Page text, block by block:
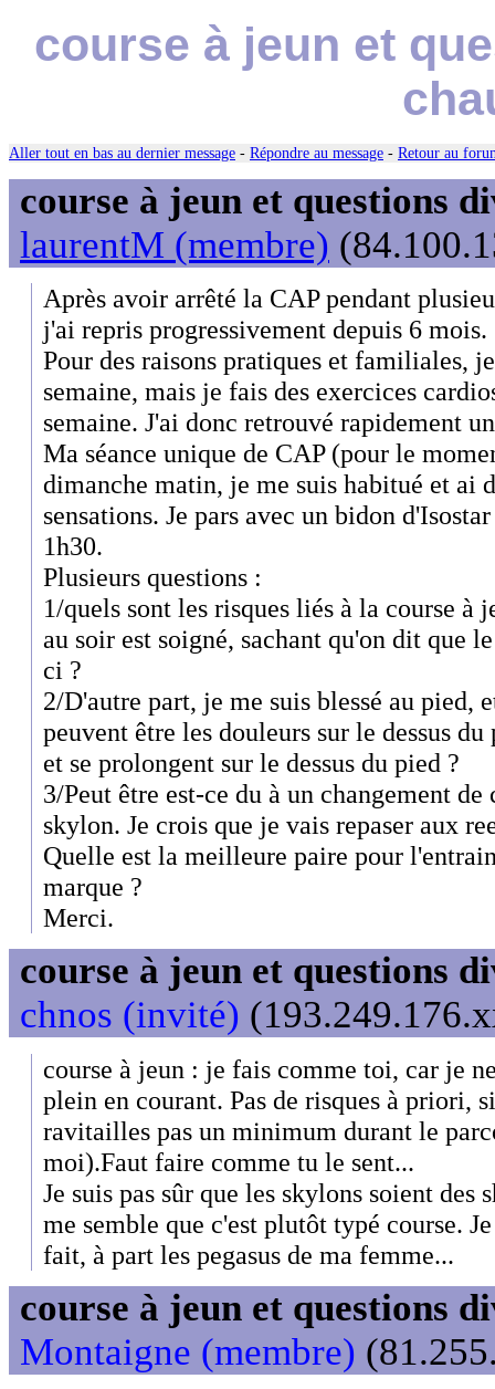
course à jeun et
Aller tout en bas au dernier message - Répondre au message - Retour au
course à jeun et questions
laurentM (membre)
Après avoir arrêté la CAP pendant
j'ai repris progressivement depuis 6 mois.
Pour des raisons pratiques et familiales,
semaine, mais je fais des exercices
semaine. J'ai donc retrouvé rapidement
Ma séance unique de CAP (pour le
dimanche matin, je me suis habitué et ai
sensations. Je pars avec un bidon
1h30.
Plusieurs questions :
1/quels sont les risques liés à la course à
au soir est soigné, sachant qu'on dit que
ci ?
2/D'autre part, je me suis blessé au pied,
peuvent être les douleurs sur le dessus
et se prolongent sur le dessus du pied ?
3/Peut être est-ce du à un changement de
skylon. Je crois que je vais repaser aux
Quelle est la meilleure paire pour
marque ?
Merci.
course à jeun et questions
chnos (invité)
course à jeun : je fais comme toi, car je
plein en courant. Pas de risques à priori,
ravitailles pas un minimum durant le
moi).Faut faire comme tu le sent...
Je suis pas sûr que les skylons soient des
me semble que c'est plutôt typé course.
fait, à part les pegasus de ma femme...
course à jeun et questions
Montaigne (membre)